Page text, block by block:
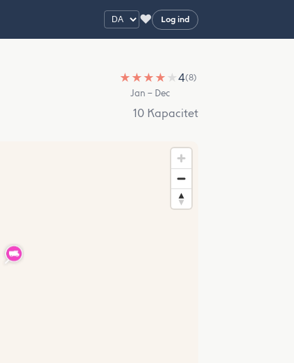
♥ Log ind
★ ★ ★ ★ ★4(8)
Jan – Dec
10 Kapacitet